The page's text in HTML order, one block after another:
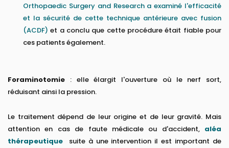
Orthopaedic Surgery and Research a examiné l'efficacité
et la sécurité de cette technique antérieure avec fusion
(ACDF) et a conclu que cette procédure était fiable pour
ces patients également.
Foraminotomie : elle élargit l'ouverture où le nerf sort,
réduisant ainsi la pression.
Le traitement dépend de leur origine et de leur gravité. Mais
attention en cas de faute médicale ou d'accident, aléa
thérapeutique
suite à une intervention il est important de